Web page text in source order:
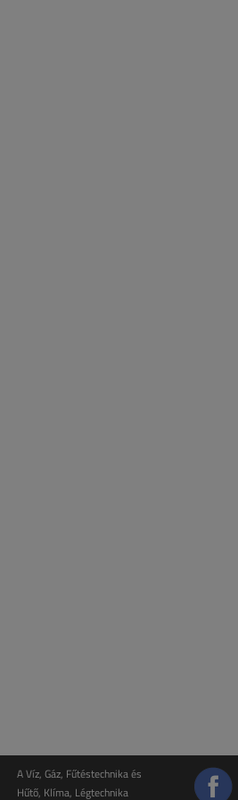
A Víz, Gáz, Fűtéstechnika és
Hűtő, Klíma, Légtechnika